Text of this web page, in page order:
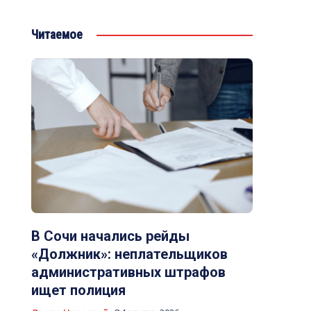
Читаемое
В Сочи начались рейды
«Должник»: неплательщиков
административных штрафов
ищет полиция